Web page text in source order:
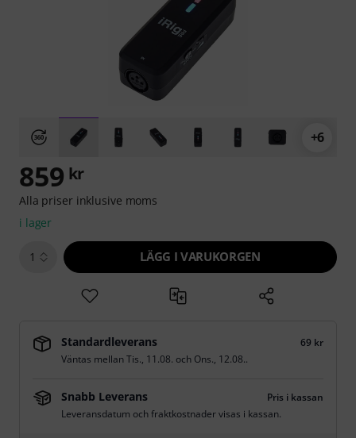
+6
859 kr
Alla priser inklusive moms
i lager
1 LÄGG I VARUKORGEN
Standardleverans
69 kr
Väntas mellanTis., 11.08. och Ons., 12.08..
Snabb Leverans
Pris i kassan
Leveransdatum och fraktkostnader visas i kassan.